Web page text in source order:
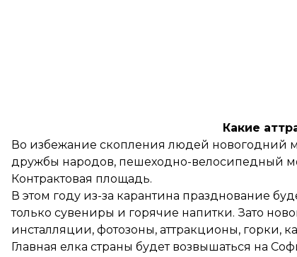
Какие
Во избежание скопления людей новогодний
дружбы народов, пешеходно-велосипедный
Контрактовая площадь.
В этом году из-за карантина празднование
только сувениры и горячие напитки. Зато
инсталляции, фотозоны, аттракционы, горки,
Главная елка страны будет возвышаться на